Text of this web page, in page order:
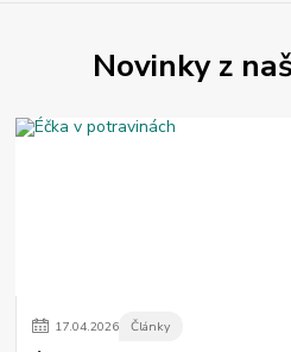
Novinky z
17.04.2026 Články